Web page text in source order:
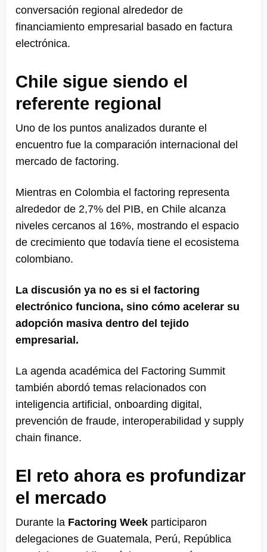
conversación regional alrededor de
financiamiento empresarial basado en factura
electrónica.
Chile sigue siendo el
referente regional
Uno de los puntos analizados durante el
encuentro fue la comparación internacional del
mercado de factoring.
Mientras en Colombia el factoring representa
alrededor de 2,7% del PIB, en Chile alcanza
niveles cercanos al 16%, mostrando el espacio
de crecimiento que todavía tiene el ecosistema
colombiano.
La discusión ya no es si el factoring
electrónico funciona, sino cómo acelerar su
adopción masiva dentro del tejido
empresarial.
La agenda académica del Factoring Summit
también abordó temas relacionados con
inteligencia artificial, onboarding digital,
prevención de fraude, interoperabilidad y supply
chain finance.
El reto ahora es profundizar
el mercado
Durante la Factoring Week participaron
delegaciones de Guatemala, Perú, República